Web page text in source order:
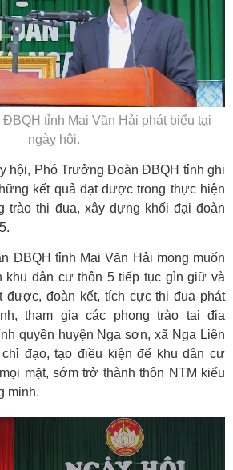
tỉnh Mai Văn Hải phát biểu tại
ngày hội.
hội, Phó Trưởng Đoàn ĐBQH tỉnh ghi
kết quả đạt được trong thực hiện
trào thi đua, xây dựng khối đại đoàn
ĐBQH tỉnh Mai Văn Hải mong muốn
khu dân cư thôn 5 tiếp tục gìn giữ và
được, đoàn kết, tích cực thi đua phát
tham gia các phong trào tại địa
quyền huyện Nga sơn, xã Nga Liên
đạo, tạo điều kiện để khu dân cư
mặt, sớm trở thành thôn NTM kiểu
minh.